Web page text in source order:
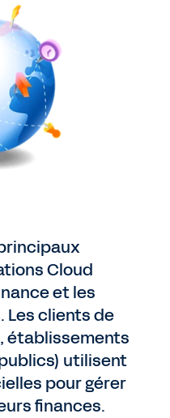
Cloud
et les
Les clients de
établissements
utilisent
pour gérer
finances.